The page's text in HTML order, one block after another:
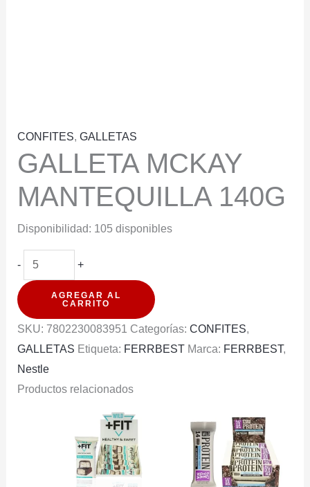
CONFITES, GALLETAS
GALLETA MCKAY
MANTEQUILLA 140G
Disponibilidad: 105 disponibles
-
GALLETA
MCKAY
MANTEQUILLA
140G
+
AGREGAR AL
CARRITO
SKU: 7802230083951 Categorías: CONFITES,
GALLETAS Etiqueta: FERRBEST Marca: FERRBEST,
Nestle
Productos relacionados